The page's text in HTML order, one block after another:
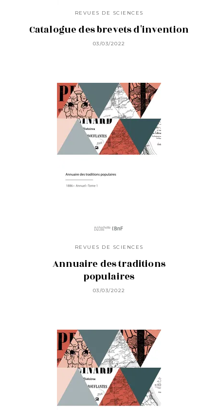
REVUES DE SCIENCES
Catalogue des brevets d'invention
03/03/2022
REVUES DE SCIENCES
Annuaire des traditions
populaires
03/03/2022